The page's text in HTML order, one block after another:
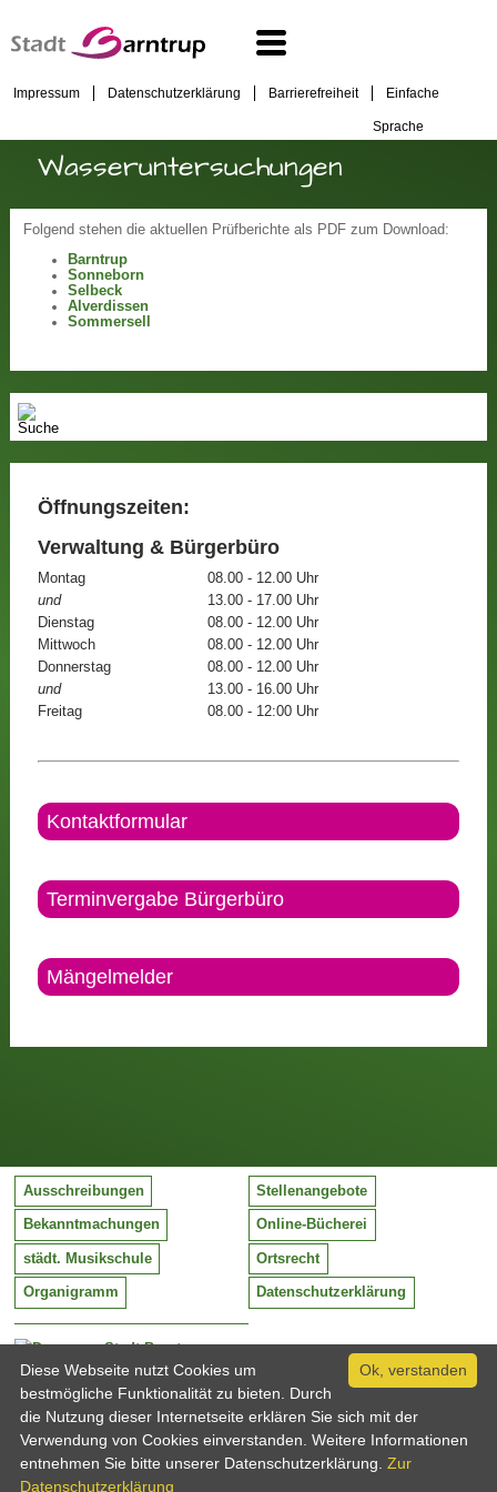
Impressum Datenschutzerklärung Barrierefreiheit Einfache
Sprache
Wasseruntersuchungen
Folgend stehen die aktuellen Prüfberichte als PDF zum Download:
Barntrup
Sonneborn
Selbeck
Alverdissen
Sommersell
Öffnungszeiten:
Verwaltung & Bürgerbüro
Montag
08.00 - 12.00 Uhr
und
13.00 - 17.00 Uhr
Dienstag
08.00 - 12.00 Uhr
Mittwoch
08.00 - 12.00 Uhr
Donnerstag
08.00 - 12.00 Uhr
und
13.00 - 16.00 Uhr
Freitag
08.00 - 12:00 Uhr
Kontaktformular
Terminvergabe Bürgerbüro
Mängelmelder
Stadt Barntrup
Mittelstraße 38
32683 Barntrup
Tel:
Email:
05263 / 409-0
info@barntrup.de
Ausschreibungen Stellenangebote
Bekanntmachungen Online-Bücherei
städt. Musikschule Ortsrecht
Organigramm Datenschutzerklärung
Ok, verstanden
Diese Webseite nutzt Cookies um
bestmögliche Funktionalität zu bieten. Durch
die Nutzung dieser Internetseite erklären Sie sich mit der
Verwendung von Cookies einverstanden. Weitere Informationen
entnehmen Sie bitte unserer Datenschutzerklärung. Zur
Datenschutzerklärung